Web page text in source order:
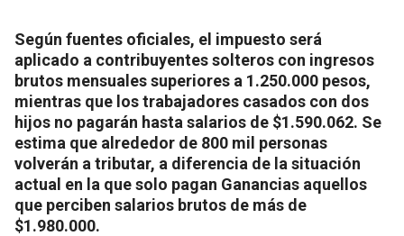
Según fuentes oficiales, el impuesto será
aplicado a contribuyentes solteros con ingresos
brutos mensuales superiores a 1.250.000 pesos,
mientras que los trabajadores casados con dos
hijos no pagarán hasta salarios de $1.590.062. Se
estima que alrededor de 800 mil personas
volverán a tributar, a diferencia de la situación
actual en la que solo pagan Ganancias aquellos
que perciben salarios brutos de más de
$1.980.000.